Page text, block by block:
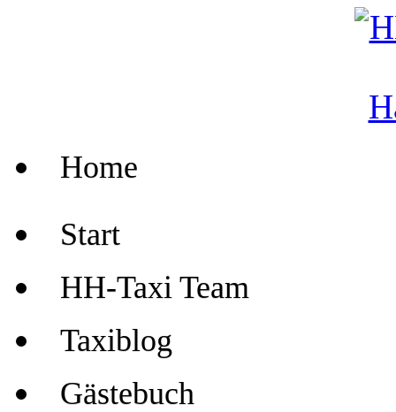
Home
Start
HH-Taxi Team
Taxiblog
Gästebuch